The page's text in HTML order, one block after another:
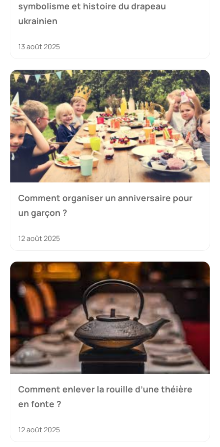
symbolisme et histoire du drapeau
ukrainien
13 août 2025
Comment organiser un anniversaire pour
un garçon ?
12 août 2025
Comment enlever la rouille d’une théière
en fonte ?
12 août 2025